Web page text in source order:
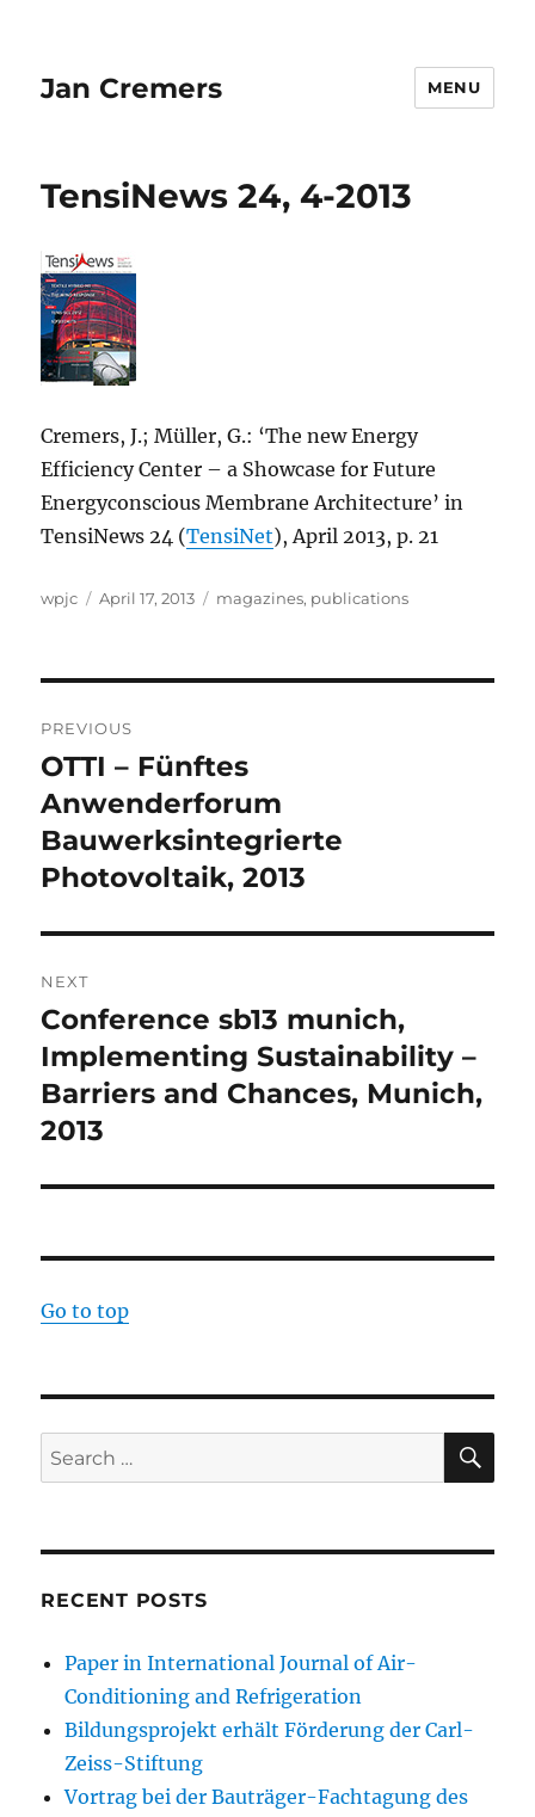
Jan Cremers MENU
TensiNews 24, 4-2013
Cremers, J.; Müller, G.: ‘The new Energy
Efficiency Center – a Showcase for Future
Energyconscious Membrane Architecture’ in
TensiNews 24 (TensiNet), April 2013, p. 21
Author
wpjc
Posted
April 17, 2013 Categories
magazines, publications
navigation
PREVIOUS
Previous
post:
OTTI – Fünftes
Anwenderforum
Bauwerksintegrierte
Photovoltaik, 2013
NEXT
Next
post:
Conference sb13 munich,
Implementing Sustainability –
Barriers and Chances, Munich,
2013
Go to top
Search
for:
RECENT POSTS
Paper in International Journal of Air-
Conditioning and Refrigeration
Bildungsprojekt erhält Förderung der Carl-
Zeiss-Stiftung
Vortrag bei der Bauträger-Fachtagung des